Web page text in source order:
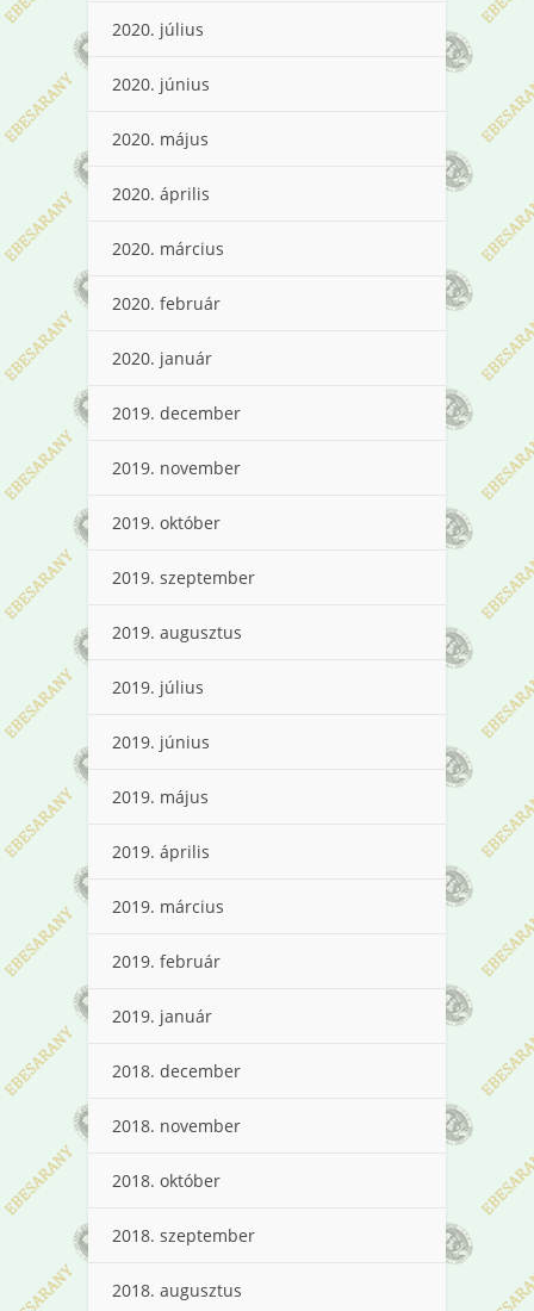
2020. július
2020. június
2020. május
2020. április
2020. március
2020. február
2020. január
2019. december
2019. november
2019. október
2019. szeptember
2019. augusztus
2019. július
2019. június
2019. május
2019. április
2019. március
2019. február
2019. január
2018. december
2018. november
2018. október
2018. szeptember
2018. augusztus